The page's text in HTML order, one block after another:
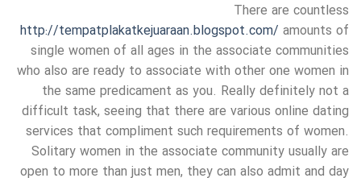
There are countless
http://tempatplakatkejuaraan.blogspot.com/ amounts of
single women of all ages in the associate communities
who also are ready to associate with other one women in
the same predicament as you. Really definitely not a
difficult task, seeing that there are various online dating
services that compliment such requirements of women.
Solitary women in the associate community usually are
open to more than just men, they can also admit and day